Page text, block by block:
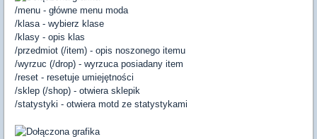
/menu - główne menu moda
/klasa - wybierz klase
/klasy - opis klas
/przedmiot (/item) - opis noszonego itemu
/wyrzuc (/drop) - wyrzuca posiadany item
/reset - resetuje umiejętności
/sklep (/shop) - otwiera sklepik
/statystyki - otwiera motd ze statystykami